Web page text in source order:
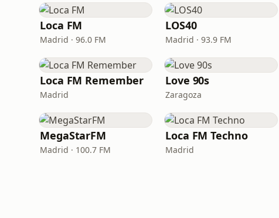
Loca FM
Madrid · 96.0 FM
LOS40
Madrid · 93.9 FM
Loca FM Remember
Madrid
Love 90s
Zaragoza
MegaStarFM
Madrid · 100.7 FM
Loca FM Techno
Madrid